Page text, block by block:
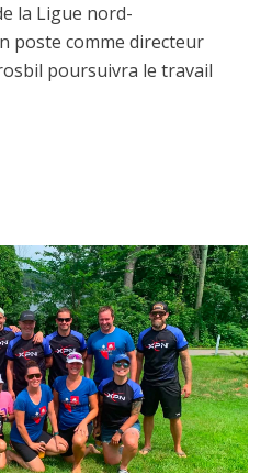
la Ligue nord-
poste comme directeur
poursuivra le travail